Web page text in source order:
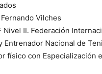
Vilches
Nivel II. Federación
Entrenador Nacional de
físico con Especialización